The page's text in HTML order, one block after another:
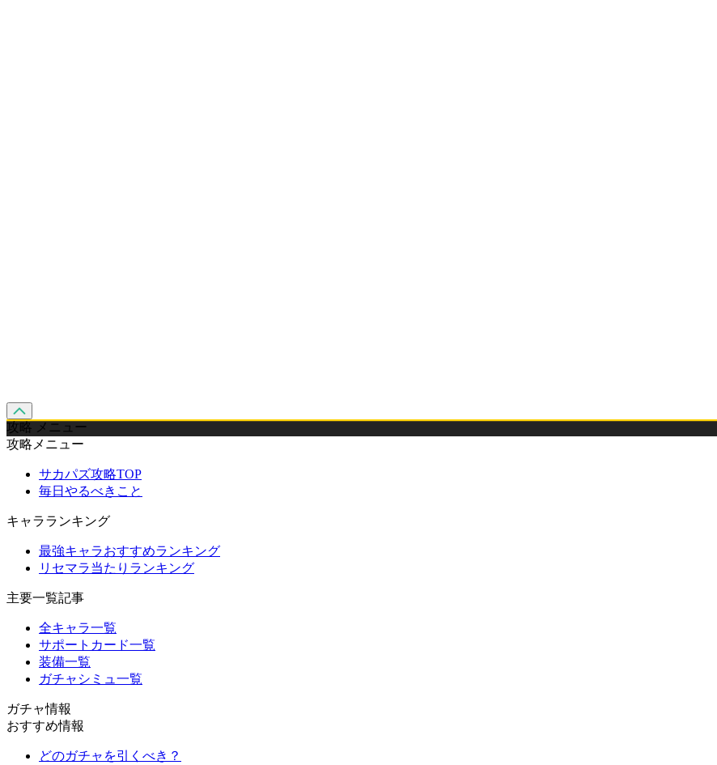
攻略 メニュー
攻略メニュー
サカパズ攻略TOP
毎日やるべきこと
キャラランキング
最強キャラおすすめランキング
リセマラ当たりランキング
主要一覧記事
全キャラ一覧
サポートカード一覧
装備一覧
ガチャシミュ一覧
ガチャ情報
おすすめ情報
どのガチャを引くべき？